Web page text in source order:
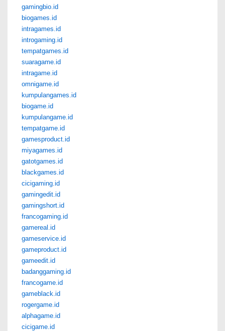
gamingbio.id
biogames.id
intragames.id
introgaming.id
tempatgames.id
suaragame.id
intragame.id
omnigame.id
kumpulangames.id
biogame.id
kumpulangame.id
tempatgame.id
gamesproduct.id
miyagames.id
gatotgames.id
blackgames.id
cicigaming.id
gamingedit.id
gamingshort.id
francogaming.id
gamereal.id
gameservice.id
gameproduct.id
gameedit.id
badanggaming.id
francogame.id
gameblack.id
rogergame.id
alphagame.id
cicigame.id